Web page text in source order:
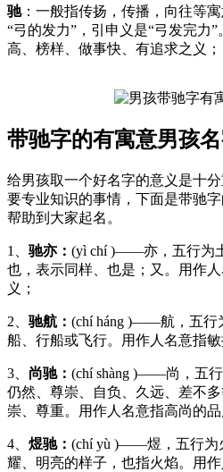
驰：一般指传扬，传播，向往等
“弓的发力”，引申义是“弓发完力
高、榜样、做事快、有追求之义；
带驰字的有寓意男孩
给男孩取一个好名字的意义是十
要专业知识的事情，下面是带驰
帮助到大家起名。
1、 驰亦： (yì chí )——亦，五行为
也，表示同样、也是；又。用作
义；
2、 驰航： (chí háng )——航，五行
船、行船或飞行。用作人名意指
3、 尚驰： (chí shàng )——尚，五
仍然、尊崇、自负、久远、差不
崇、尊重。用作人名意指高尚的品
4、 煜驰： (chí yù )——煜，五行为
耀、明亮的样子，也指火焰。用